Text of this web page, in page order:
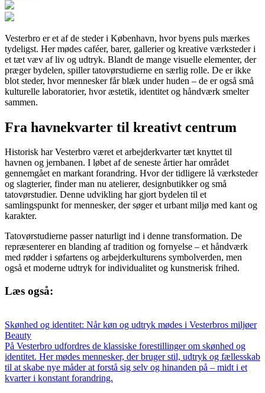
Vesterbro er et af de steder i København, hvor byens puls mærkes
tydeligst. Her mødes caféer, barer, gallerier og kreative værksteder i
et tæt væv af liv og udtryk. Blandt de mange visuelle elementer, der
præger bydelen, spiller tatovørstudierne en særlig rolle. De er ikke
blot steder, hvor mennesker får blæk under huden – de er også små
kulturelle laboratorier, hvor æstetik, identitet og håndværk smelter
sammen.
Fra havnekvarter til kreativt centrum
Historisk har Vesterbro været et arbejderkvarter tæt knyttet til
havnen og jernbanen. I løbet af de seneste årtier har området
gennemgået en markant forandring. Hvor der tidligere lå værksteder
og slagterier, finder man nu atelierer, designbutikker og små
tatovørstudier. Denne udvikling har gjort bydelen til et
samlingspunkt for mennesker, der søger et urbant miljø med kant og
karakter.
Tatovørstudierne passer naturligt ind i denne transformation. De
repræsenterer en blanding af tradition og fornyelse – et håndværk
med rødder i søfartens og arbejderkulturens symbolverden, men
også et moderne udtryk for individualitet og kunstnerisk frihed.
Læs også:
Skønhed og identitet: Når køn og udtryk mødes i Vesterbros miljøer
Beauty
På Vesterbro udfordres de klassiske forestillinger om skønhed og
identitet. Her mødes mennesker, der bruger stil, udtryk og fællesskab
til at skabe nye måder at forstå sig selv og hinanden på – midt i et
kvarter i konstant forandring.